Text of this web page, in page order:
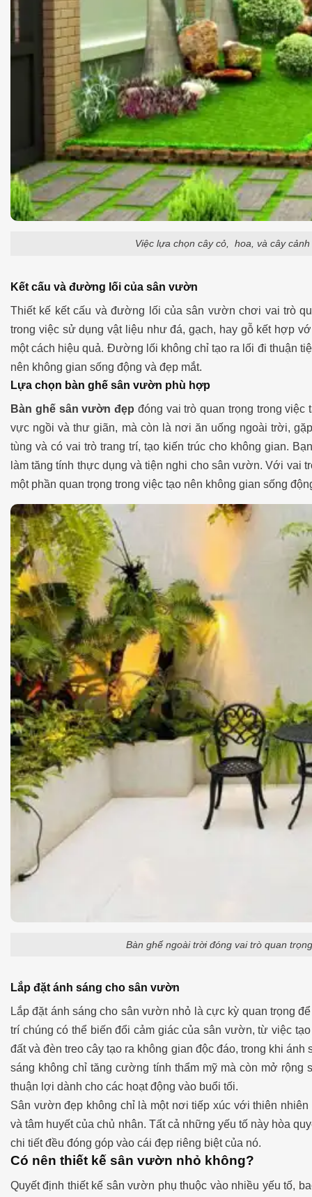
Việc lựa chọn cây cỏ, hoa, và cây
Kết cấu và đường lối của sân vườn
Thiết kế kết cấu và đường lối của sân vườn chơi vai trò
trong việc sử dụng vật liệu như đá, gạch, hay gỗ kết hợp
một cách hiệu quả. Đường lối không chỉ tạo ra lối đi thuận
nên không gian sống động và đẹp mắt.
Lựa chọn bàn ghế sân vườn phù hợp
Bàn ghế sân vườn đẹp đóng vai trò quan trọng trong
vực ngồi và thư giãn, mà còn là nơi ăn uống ngoài trời,
tùng và có vai trò trang trí, tạo kiến trúc cho không gian.
làm tăng tính thực dụng và tiện nghi cho sân vườn. Với vai
một phần quan trọng trong việc tạo nên không gian sống
Bàn ghế ngoài trời đóng vai trò quan
Lắp đặt ánh sáng cho sân vườn
Lắp đặt ánh sáng cho sân vườn nhỏ là cực kỳ quan trọng
trí chúng có thể biến đổi cảm giác của sân vườn, từ việc
đất và đèn treo cây tạo ra không gian độc đáo, trong khi
sáng không chỉ tăng cường tính thẩm mỹ mà còn mở
thuận lợi dành cho các hoạt động vào buổi tối.
Sân vườn đẹp không chỉ là một nơi tiếp xúc với thiên
và tâm huyết của chủ nhân. Tất cả những yếu tố này hòa
chi tiết đều đóng góp vào cái đẹp riêng biệt của nó.
Có nên thiết kế sân vườn nhỏ không?
Quyết định thiết kế sân vườn phụ thuộc vào nhiều yếu tố,